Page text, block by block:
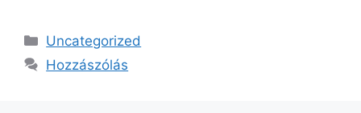
Kategória
Uncategorized
Hozzászólás